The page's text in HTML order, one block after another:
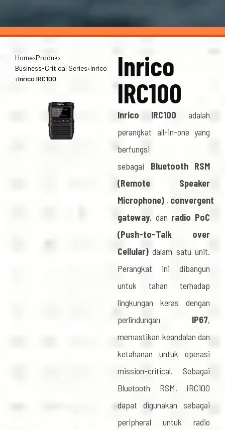
Home›Produk›
Business-Critical Series›Inrico
›Inrico IRC100
Inrico
IRC100
Inrico IRC100 adalah
perangkat all-in-one yang
berfungsi
sebagai Bluetooth RSM
(Remote Speaker
Microphone) , convergent
gateway, dan radio PoC
(Push-to-Talk over
Cellular) dalam satu unit.
Perangkat ini dibangun
untuk tahan terhadap
lingkungan keras dengan
perlindungan IP67,
memastikan keandalan dan
ketahanan untuk operasi
mission-critical. Sebagai
Bluetooth RSM, IRC100
dapat digunakan sebagai
peripheral untuk radio